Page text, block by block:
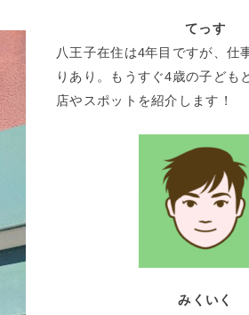
てっす
八王子在住は4年目ですが、仕
りあり。もうすぐ4歳の子ども
店やスポットを紹介します！
みくいく